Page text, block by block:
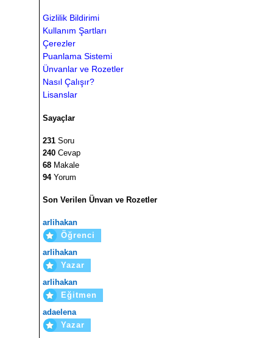
Gizlilik Bildirimi
Kullanım Şartları
Çerezler
Puanlama Sistemi
Ünvanlar ve Rozetler
Nasıl Çalışır?
Lisanslar
Sayaçlar
231 Soru
240 Cevap
68 Makale
94Yorum
Son Verilen Ünvan ve Rozetler
arlihakan
Öğrenci
arlihakan
Yazar
arlihakan
Eğitmen
adaelena
Yazar